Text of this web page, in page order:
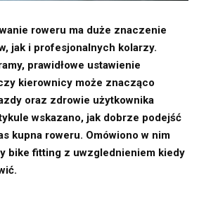
roweru ma duże znaczenie
jak i profesjonalnych kolarzy.
prawidłowe ustawienie
kierownicy może znacząco
oraz zdrowie użytkownika
wskazano, jak dobrze podejść
kupna roweru. Omówiono w nim
bike fitting z uwzglednieniem kiedy